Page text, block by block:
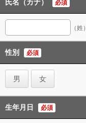
氏名（カナ） 必須
（姓）
性別 必須
男 女
生年月日 必須